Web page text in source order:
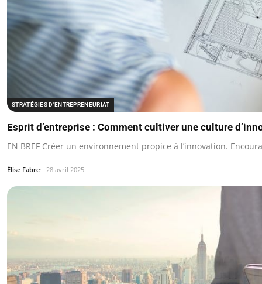
STRATÉGIES D'ENTREPRENEURIAT
Esprit d’entreprise : Comment cultiver une culture
EN BREF Créer un environnement propice à l’innovation.
Élise Fabre 28 avril 2025